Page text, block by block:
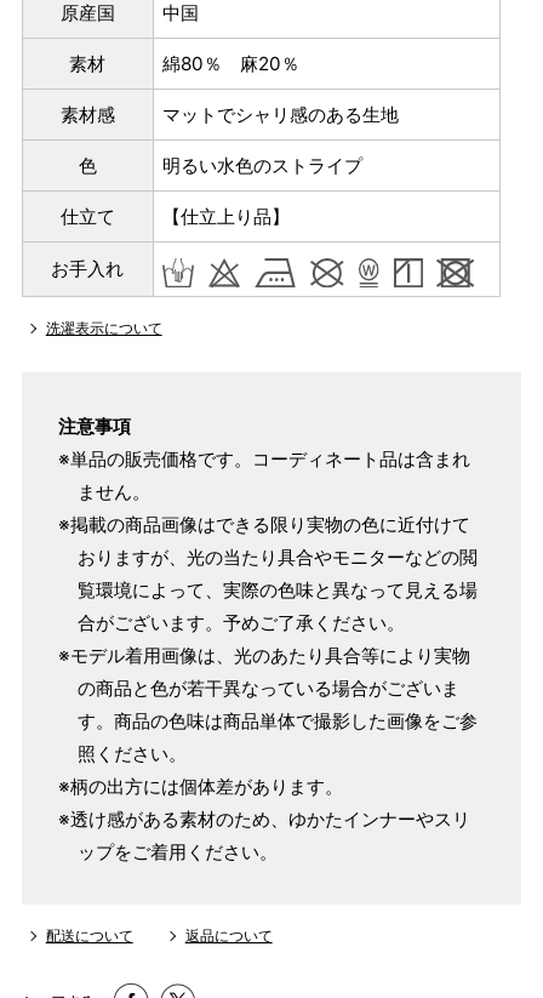
原産国 中国
素材 綿80％ 麻20％
素材感 マットでシャリ感のある生地
色 明るい水色のストライプ
仕立て 【仕立上り品】
お手入れ
洗濯表示について
注意事項
※単品の販売価格です。コーディネート品は含まれ
ません。
※掲載の商品画像はできる限り実物の色に近付けて
おりますが、光の当たり具合やモニターなどの閲
覧環境によって、実際の色味と異なって見える場
合がございます。予めご了承ください。
※モデル着用画像は、光のあたり具合等により実物
の商品と色が若干異なっている場合がございま
す。商品の色味は商品単体で撮影した画像をご参
照ください。
※柄の出方には個体差があります。
※透け感がある素材のため、ゆかたインナーやスリ
ップをご着用ください。
配送について 返品について